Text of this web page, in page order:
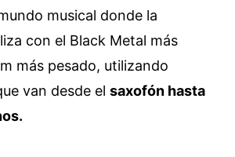
musical donde la
con el Black Metal más
más pesado, utilizando
van desde el saxofón hasta